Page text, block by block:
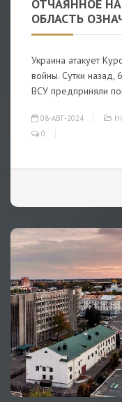
ОТЧАЯННОЕ
ОБЛАСТЬ
Украина атакует
войны. Сутки назад,
ВСУ предприняли
08-АВГ-2024
0